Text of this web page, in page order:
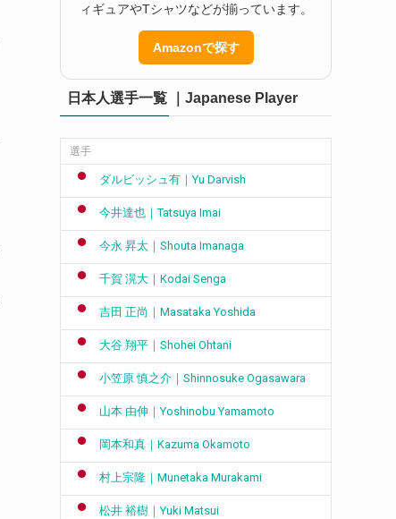
ィギュアやTシャツなどが揃っています。
Amazonで探す
日本人選手一覧 ｜Japanese Player
選手
ダルビッシュ有｜Yu Darvish
今井達也｜Tatsuya Imai
今永 昇太｜Shouta Imanaga
千賀 滉大｜Kodai Senga
吉田 正尚｜Masataka Yoshida
大谷 翔平｜Shohei Ohtani
小笠原 慎之介｜Shinnosuke Ogasawara
山本 由伸｜Yoshinobu Yamamoto
岡本和真｜Kazuma Okamoto
村上宗隆｜Munetaka Murakami
松井 裕樹｜Yuki Matsui